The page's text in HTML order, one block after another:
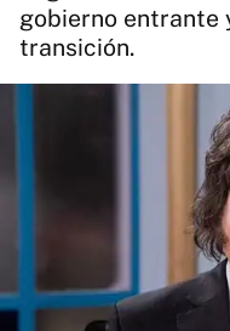
Diario del Juicio
gobierno entrante
transición.